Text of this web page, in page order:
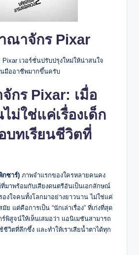
ณาจักร Pixar
เวอร์ชั่นปรับปรุงใหม่ให้น่าสนใจ
นมืออาชีพมากขึ้นครับ
กร Pixar: เมื่อ
ม่ใช่แค่เรื่องเด็ก
บทเรียนชีวิตที่
กซาร์) ภาพจำแรกของใครหลายคนคง
มาพร้อมกับเสียงดนตรีอันเป็นเอกลักษณ์
งใจคนทั้งโลกมาอย่างยาวนาน ไม่ใช่แค่
ย แต่คือการเป็น “นักเล่าเรื่อง” ที่เก่งที่สุด
พิสูจน์ให้เห็นเสมอว่า แอนิเมชันสามารถ
วิตที่ลึกซึ้ง และทำให้เราเสียน้ำตาได้ทุก